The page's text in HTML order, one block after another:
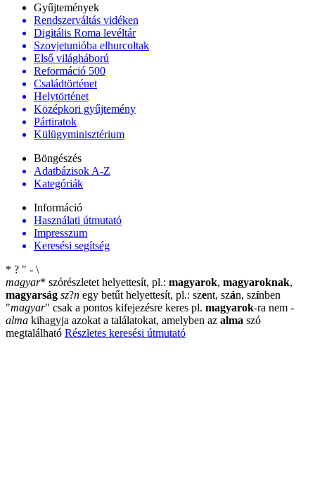
Gyűjtemények
Rendszerváltás vidéken
Digitális Roma levéltár
Szovjetunióba elhurcoltak
Első világháború
Reformáció 500
Családtörténet
Helytörténet
Középkori gyűjtemény
Pártiratok
Külügyminisztérium
Böngészés
Adatbázisok A-Z
Kategóriák
Információ
Használati útmutató
Impresszum
Keresési segítség
* ? " - \
magyar* szórészletet helyettesít, pl.: magyarok, magyaroknak,
magyarság sz?n egy betűt helyettesít, pl.: szent, szán, színben
"magyar" csak a pontos kifejezésre keres pl. magyarok-ra nem -
alma kihagyja azokat a találatokat, amelyben az alma szó
megtalálható Részletes keresési útmutató